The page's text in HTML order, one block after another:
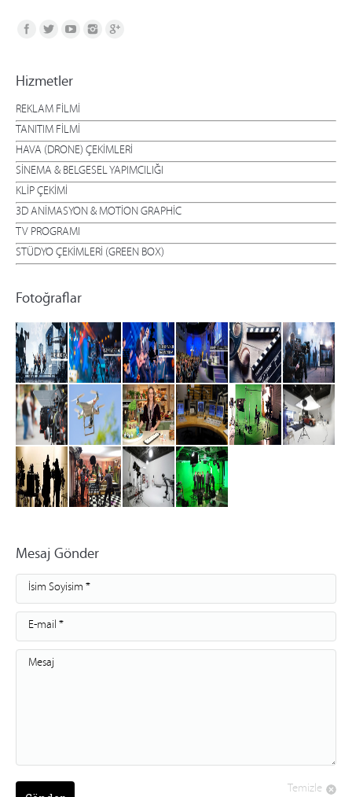
Find us on:
Hizmetler
REKLAM FİLMİ
TANITIM FİLMİ
HAVA (DRONE) ÇEKİMLERİ
SİNEMA & BELGESEL YAPIMCILIĞI
KLİP ÇEKİMİ
3D ANİMASYON & MOTİON GRAPHİC
TV PROGRAMI
STÜDYO ÇEKİMLERİ (GREEN BOX)
Fotoğraflar
Mesaj Gönder
İsim Soyisim *
E-mail *
Mesaj
Temizle